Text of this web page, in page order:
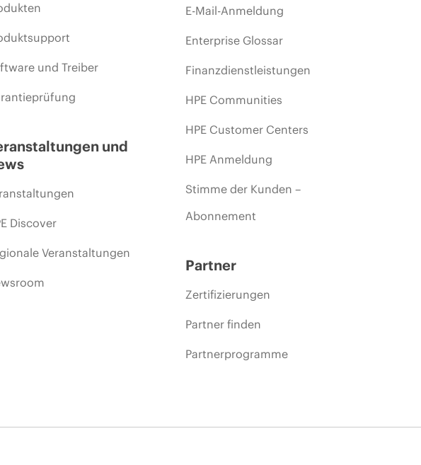
und Treiber
und
Discover
Veranstaltungen
E-Mail-Anmeldung
Enterprise Glossar
Finanzdienstleistungen
HPE Communities
HPE Customer Centers
HPE Anmeldung
Stimme der Kunden –
Abonnement
Partner
Zertifizierungen
Partner finden
Partnerprogramme